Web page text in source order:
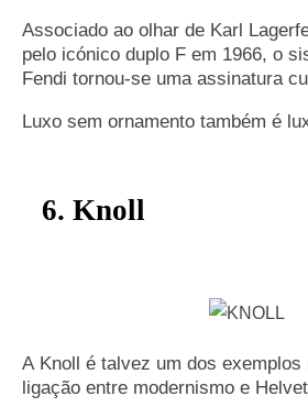
Associado ao olhar de Karl
pelo icónico duplo F em 1966, o
Fendi tornou-se uma assinatura
Luxo sem ornamento também é
6. Knoll
A Knoll é talvez um dos
ligação entre modernismo e